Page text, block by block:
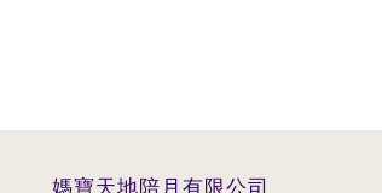
媽寶天地陪月有限公司